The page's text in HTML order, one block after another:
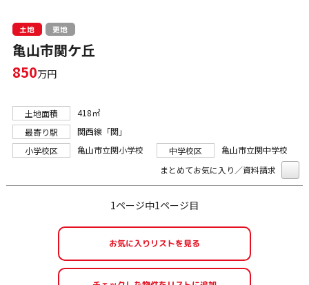
土地 更地
亀山市関ケ丘
850万円
土地面積
418㎡
最寄り駅
関西線「関」
小学校区
亀山市立関小学校 中学校区
亀山市立関中学校
まとめてお気に入り／資料請求
1ページ中1ページ目
お気に入りリストを見る